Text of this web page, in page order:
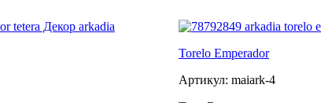
Torelo Emperador
Артикул: maiark-4